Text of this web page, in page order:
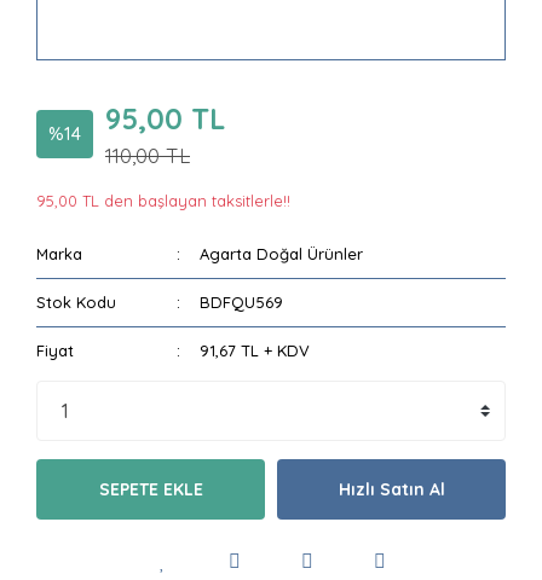
%14 95,00 TL
110,00 TL
95,00 TL den başlayan taksitlerle!!
Marka Agarta Doğal Ürünler
Stok Kodu BDFQU569
Fiyat 91,67 TL + KDV
SEPETE EKLE Hızlı Satın Al